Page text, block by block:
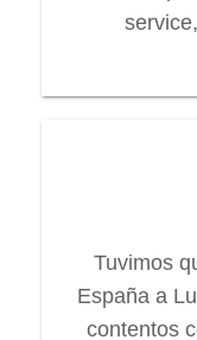
Tuvimos
España a
contentos